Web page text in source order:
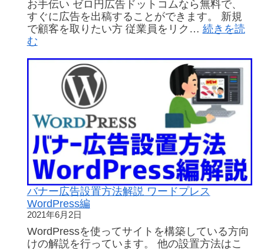
お手伝い ゼロ円広告ドットコムなら無料で、
すぐに広告を出稿することができます。 新規
で顧客を取りたい方 従業員をリク… 続きを読
む:
ン
広
告
掲
載
な
ら、
ゼ
ロ
円
広
バナー広告設置方法解説 ワードプレス
WordPress編
2021年6月2日
WordPressを使ってサイトを構築している方向
けの解説を行っています。 他の設置方法はこ